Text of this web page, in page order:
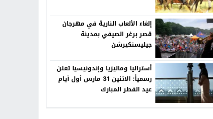
إلغاء الألعاب النارية في مهرجان
قصر برغر الصيفي بمدينة
جيليسنكيرشن
أستراليا وماليزيا وإندونيسيا تعلن
رسمياً: الاثنين 31 مارس أول أيام
عيد الفطر المبارك